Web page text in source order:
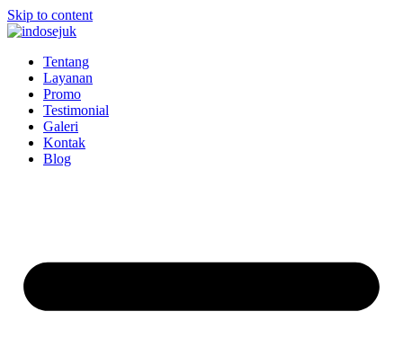
Skip to content
Tentang
Layanan
Promo
Testimonial
Galeri
Kontak
Blog